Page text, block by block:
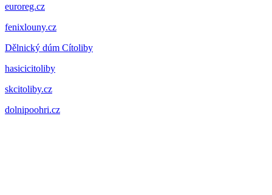
euroreg.cz
fenixlouny.cz
Dělnický dúm Cítoliby
hasicicitoliby
skcitoliby.cz
dolnipoohri.cz